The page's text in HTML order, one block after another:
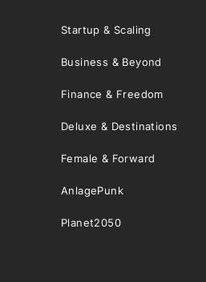
Startup & Scaling
Business & Beyond
Finance & Freedom
Deluxe & Destinations
Female & Forward
AnlagePunk
Planet2050